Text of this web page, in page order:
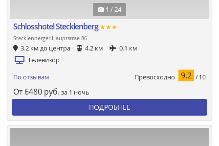
1 / 24
Schlosshotel Stecklenberg★★★
Stecklenberger Hauptstrae 86
3.2 км до центра 4.2 км
0.1 км
Телевизор
По отзывам Превосходно 9.2 / 10
От 6480 руб. за 1 ночь
ПОДРОБНЕЕ